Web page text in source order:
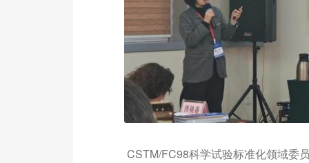
CSTM/FC98科学试验标准化领域委员